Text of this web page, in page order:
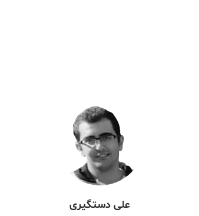
علی دستگیری